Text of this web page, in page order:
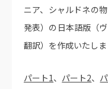
ニア、シャルドネの
発表）の日本語版（
翻訳）を作成いたしま
パート1、 パート2、